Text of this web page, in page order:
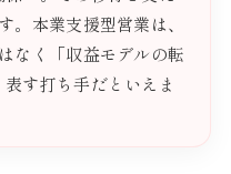
。本業支援型営業は、
なく「収益モデルの転
す打ち手だといえま